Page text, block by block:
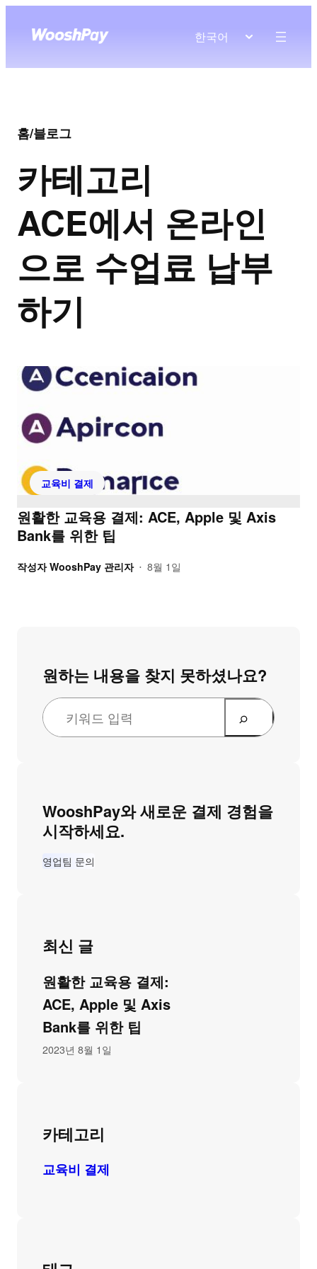
한국어
홈/블로그
카테고리
ACE에서 온라인
으로 수업료 납부
하기
교육비 결제
원활한 교육용 결제: ACE, Apple 및 Axis
Bank를 위한 팁
작성자 WooshPay 관리자 • 8월 1일
원하는 내용을 찾지 못하셨나요?
WooshPay와 새로운 결제 경험을
시작하세요.
영업팀 문의
최신 글
원활한 교육용 결제:
ACE, Apple 및 Axis
Bank를 위한 팁
2023년 8월 1일
카테고리
교육비 결제